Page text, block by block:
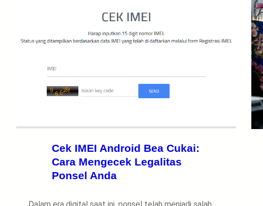
Cek IMEI Android Bea Cukai:
Cara Mengecek Legalitas
Ponsel Anda
Dalam era digital saat ini, ponsel telah menjadi salah